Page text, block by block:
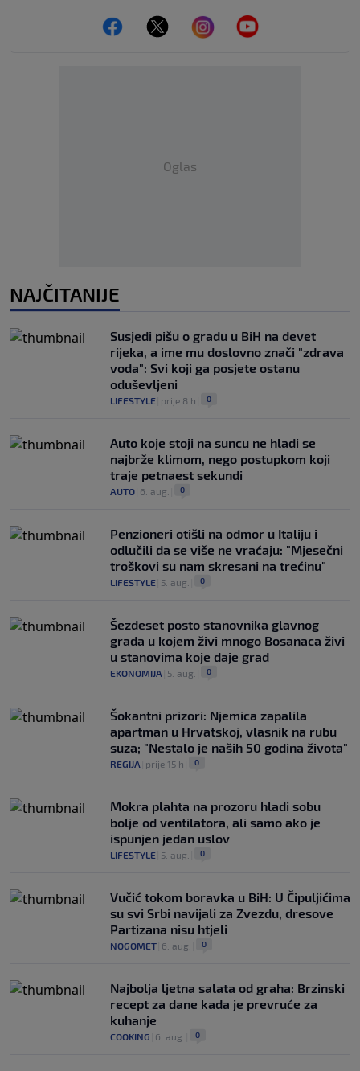
Oglas
NAJČITANIJE
Susjedi pišu o gradu u BiH na devet
rijeka, a ime mu doslovno znači "zdrava
voda": Svi koji ga posjete ostanu
oduševljeni
LIFESTYLE prije 8 h 0
Auto koje stoji na suncu ne hladi se
najbrže klimom, nego postupkom koji
traje petnaest sekundi
AUTO 6. aug. 0
Penzioneri otišli na odmor u Italiju i
odlučili da se više ne vraćaju: "Mjesečni
troškovi su nam skresani na trećinu"
LIFESTYLE 5. aug. 0
Šezdeset posto stanovnika glavnog
grada u kojem živi mnogo Bosanaca živi
u stanovima koje daje grad
EKONOMIJA 5. aug. 0
Šokantni prizori: Njemica zapalila
apartman u Hrvatskoj, vlasnik na rubu
suza; "Nestalo je naših 50 godina života"
REGIJA prije 15 h 0
Mokra plahta na prozoru hladi sobu
bolje od ventilatora, ali samo ako je
ispunjen jedan uslov
LIFESTYLE 5. aug. 0
Vučić tokom boravka u BiH: U Čipuljićima
su svi Srbi navijali za Zvezdu, dresove
Partizana nisu htjeli
NOGOMET 6. aug. 0
Najbolja ljetna salata od graha: Brzinski
recept za dane kada je prevruće za
kuhanje
COOKING 6. aug. 0